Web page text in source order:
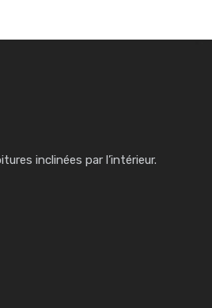
inclinées par l’intérieur.